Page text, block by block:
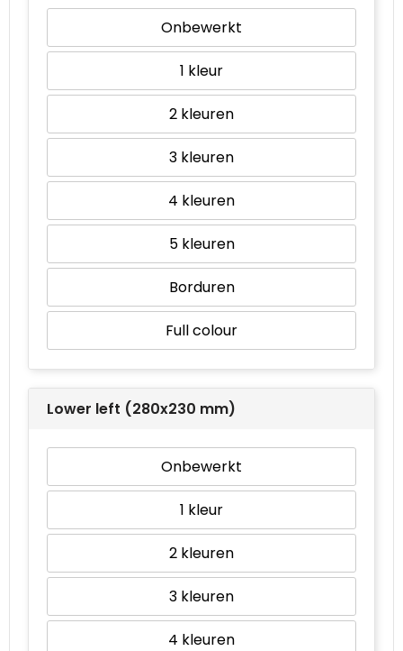
Onbewerkt
1
2
3
4
5
Borduren
Full colour
Lower left (280x230 mm)
Onbewerkt
1
2
3
4